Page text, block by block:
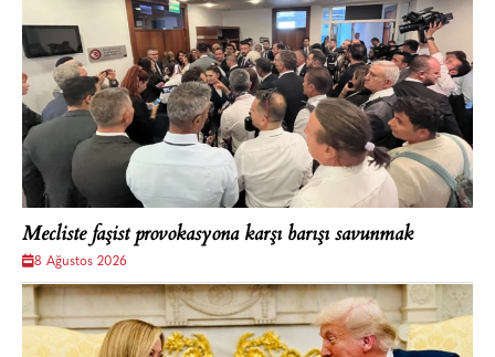
Mecliste faşist provokasyona karşı barışı savunmak
8 Ağustos 2026